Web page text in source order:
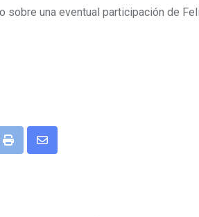
una eventual participación de
Print
Share